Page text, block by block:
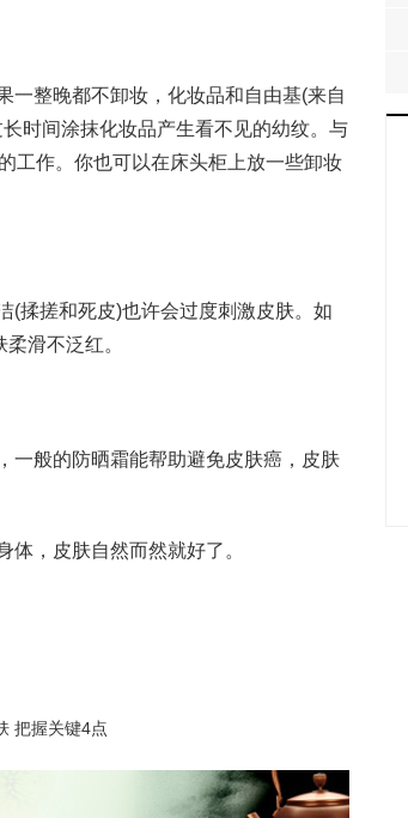
一整晚都不卸妆，化妆品和自由基(来自
时间涂抹化妆品产生看不见的幼纹。与
工作。你也可以在床头柜上放一些卸妆
(揉搓和死皮)也许会过度刺激皮肤。如
滑不泛红。
一般的防晒霜能帮助避免皮肤癌，皮肤
体，皮肤自然而然就好了。
把握关键4点